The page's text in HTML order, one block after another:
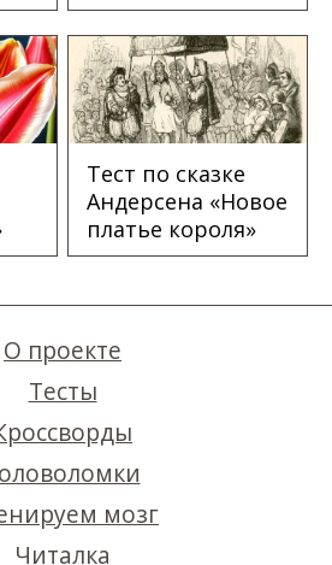
Тест по сказке
Андерсена «Новое
платье короля»
О проекте
Тесты
мозг
Читалка